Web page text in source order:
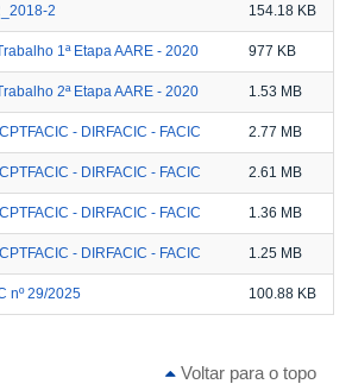
2 154.18 KB
1ª Etapa AARE - 2020 977 KB
2ª Etapa AARE - 2020 1.53 MB
- DIRFACIC - FACIC 2.77 MB
- DIRFACIC - FACIC 2.61 MB
- DIRFACIC - FACIC 1.36 MB
- DIRFACIC - FACIC 1.25 MB
nº 29/2025 100.88 KB
Voltar para o topo